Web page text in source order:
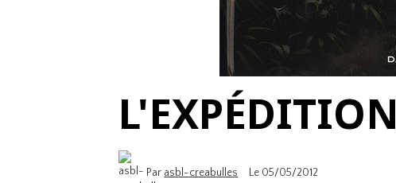
Par asbl-creabulles Le 05/05/2012